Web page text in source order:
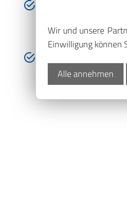
Eine gezielte
Instrumenten zur
Wir und unsere
Einwilligung können
Alle annehmen